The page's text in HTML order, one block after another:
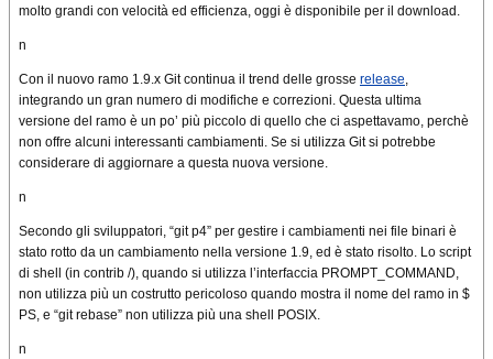
molto grandi con velocità ed efficienza, oggi è disponibile per il download.
n
Con il nuovo ramo 1.9.x Git continua il trend delle grosse release,
integrando un gran numero di modifiche e correzioni. Questa ultima
versione del ramo è un po’ più piccolo di quello che ci aspettavamo, perchè
non offre alcuni interessanti cambiamenti. Se si utilizza Git si potrebbe
considerare di aggiornare a questa nuova versione.
n
Secondo gli sviluppatori, “git p4” per gestire i cambiamenti nei file binari è
stato rotto da un cambiamento nella versione 1.9, ed è stato risolto. Lo script
di shell (in contrib /), quando si utilizza l’interfaccia PROMPT_COMMAND,
non utilizza più un costrutto pericoloso quando mostra il nome del ramo in $
PS, e “git rebase” non utilizza più una shell POSIX.
n